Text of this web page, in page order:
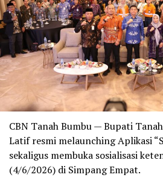
CBN Tanah Bumbu — Bupati
Latif resmi melaunching Aplikasi
sekaligus membuka sosialisasi
(4/6/2026) di Simpang Empat.